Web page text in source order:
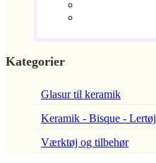
Kategorier
Glasur til keramik
Keramik - Bisque - Lertøj
Værktøj og tilbehør